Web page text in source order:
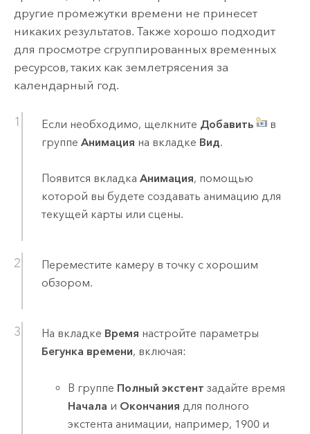
другие промежутки времени не принесет
никаких результатов. Также хорошо подходит
для просмотре сгруппированных временных
ресурсов, таких как землетрясения за
календарный год.
Если необходимо, щелкните Добавить
в
группе Анимация на вкладке Вид.
Появится вкладка Анимация, помощью
которой вы будете создавать анимацию для
текущей карты или сцены.
Переместите камеру в точку с хорошим
обзором.
На вкладке Время настройте параметры
Бегунка времени, включая:
В группе Полный экстент задайте время
Начала и Окончания для полного
экстента анимации, например, 1900 и